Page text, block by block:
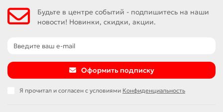
Будьте в центре событий - подпишитесь на наши
новости! Новинки, скидки, акции.
Оформить подписку
Я прочитал и согласен с условиями Конфиденциальность